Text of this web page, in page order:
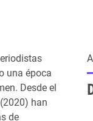
una época
Desde el
han
de